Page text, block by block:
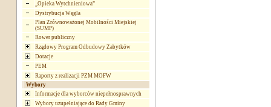
„Opieka Wytchnieniowa”
Dystrybucja Węgla
Plan Zrównoważonej Mobilności Miejskiej
(SUMP)
Rower publiczny
Rządowy Program Odbudowy Zabytków
Dotacje
PEM
Raporty z realizacji PZM MOFW
Wybory
Informacje dla wyborców niepełnosprawnych
Wybory uzupełniające do Rady Gminy